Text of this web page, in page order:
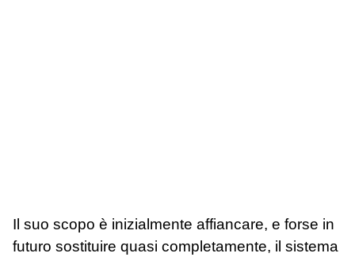
Il suo scopo è inizialmente affiancare, e forse in
futuro sostituire quasi completamente, il sistema